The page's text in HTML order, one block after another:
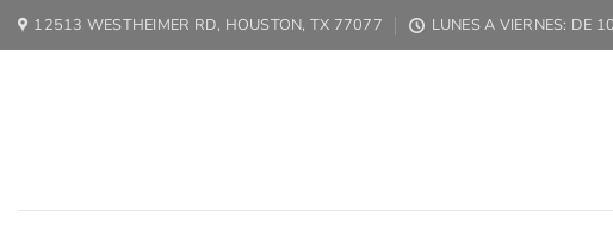
12513 WESTHEIMER RD, HOUSTON, TX 77077 LUNES A VIERNES: DE